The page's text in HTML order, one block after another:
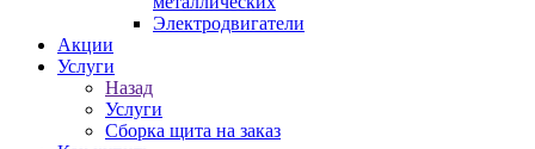
Электродвигатели
Акции
Услуги
Назад
Услуги
Сборка щита на заказ